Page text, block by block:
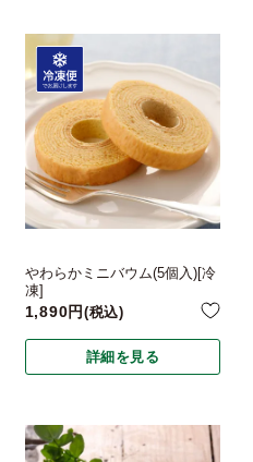
やわらかミニバウム(5個入)[冷
凍]
1,890 税込
詳細を見る